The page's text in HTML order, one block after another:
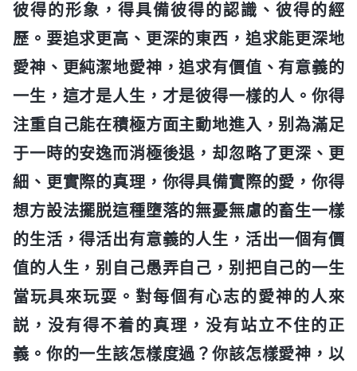
彼得的形象，得具備彼得的認識、彼得的經
歷。要追求更高、更深的東西，追求能更深地
愛神、更純潔地愛神，追求有價值、有意義的
一生，這才是人生，才是彼得一樣的人。你得
注重自己能在積極方面主動地進入，别為滿足
于一時的安逸而消極後退，却忽略了更深、更
細、更實際的真理，你得具備實際的愛，你得
想方設法擺脱這種墮落的無憂無慮的畜生一樣
的生活，得活出有意義的人生，活出一個有價
值的人生，别自己愚弄自己，别把自己的一生
當玩具來玩耍。對每個有心志的愛神的人來
説，没有得不着的真理，没有站立不住的正
義。你的一生該怎樣度過？你該怎樣愛神，以